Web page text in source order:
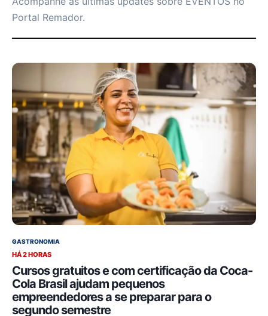
Portal Remador.
GASTRONOMIA
HÁ 2 HORAS
Cursos gratuitos e com certificação da Coca-
Cola Brasil ajudam pequenos
empreendedores a se preparar para o
segundo semestre